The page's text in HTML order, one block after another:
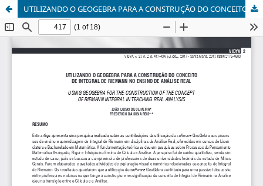
UTILIZANDO O GEOGEBRA PARA A CONSTRUÇÃO DO CONCEITO DE INTEGRAL DE RIEMANN NO ENSINO DE ANÁLISE REAL